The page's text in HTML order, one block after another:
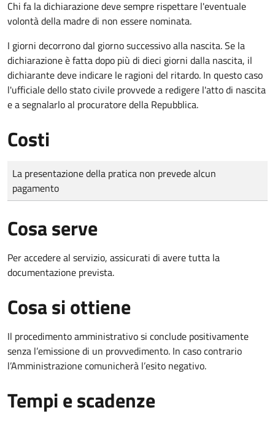
Chi fa la dichiarazione deve sempre rispettare l'eventuale
volontà della madre di non essere nominata.
I giorni decorrono dal giorno successivo alla nascita. Se la
dichiarazione è fatta dopo più di dieci giorni dalla nascita, il
dichiarante deve indicare le ragioni del ritardo. In questo caso
l'ufficiale dello stato civile provvede a redigere l'atto di nascita
e a segnalarlo al procuratore della Repubblica.
Costi
Tipo di pagamento
Importo
La presentazione della pratica non prevede alcun
pagamento
Cosa serve
Per accedere al servizio, assicurati di avere tutta la
documentazione prevista.
Cosa si ottiene
Il procedimento amministrativo si conclude positivamente
senza l’emissione di un provvedimento. In caso contrario
l’Amministrazione comunicherà l’esito negativo.
Tempi e scadenze